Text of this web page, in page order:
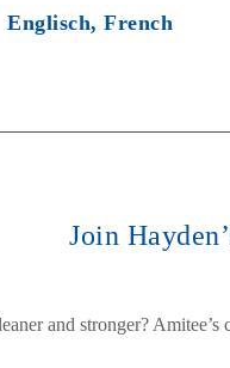
Englisch, French
Join
and stronger?